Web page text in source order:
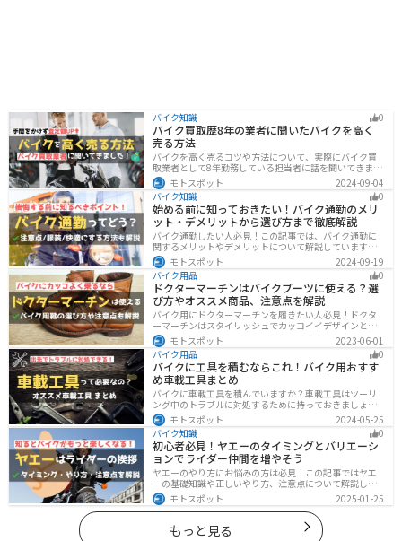
バイク知識 0
バイク買取歴8年の業者に聞いたバイクを高く
売る方法
バイクを高く売るコツや方法について、実際にバイク買
取業者として8年勤務している担当者に話を聞いてきまし
た！高く買い取ってもらえるバイクの特徴や業者がどの
くらい利益を上乗せしているかなど、バイクを売ろうと
している人は必見の内容になっています。
モトスポット
2024-09-04
バイク知識
0
始める前に知っておきたい！バイク通勤のメリ
ット・デメリットから選び方まで徹底解説
バイク通勤したい人必見！この記事では、バイク通勤に
関するメリットやデメリットについて解説しています。
実は通勤時間を短縮できるメリットがありますが、会社
によっては許可されない場合もあるので、事前に確認が
必要です。この記事を読めばバイク通勤の始め方がわか
ります。
モトスポット
2024-09-19
バイク用品
0
ドクターマーチンはバイクブーツに使える？選
び方やオススメ商品、注意点を解説
バイク用にドクターマーチンを履きたい人必見！ドクタ
ーマーチンはスタイリッシュでカッコイイデザインと高
い機能性で快適なライディングが可能です。バイク用ブ
ーツで選ぶべきポイントや注意点などまとめましたの
で、バイクブーツを探している人は参考にしてくださ
い。
モトスポット
2023-06-01
バイク用品
0
バイクに工具を積むならこれ！バイク用おすす
め車載工具まとめ
バイクに車載工具を積んでいますか？車載工具はツーリ
ング中のトラブルに対処するために持っておきましょ
う。車載工具でどんなことができるのか、どんな車載工
具を持っておけばいいのかなど、バイク用車載工具につ
いて紹介します！
モトスポット
2024-05-25
バイク知識
0
初心者必見！ヤエーのタイミングとバリエーシ
ョンでライダー仲間を増やそう
ヤエーのやり方にお悩みの方は必見！この記事ではヤエ
ーの基礎知識や正しいやり方、注意点について解説しま
す。実はヤエーには、ツーリング中の連帯感を高める効
果があります。この記事を読めば、ヤエーの楽しみ方と
安全に行うポイントがわかるでしょう。
モトスポット 2025-01-25
もっと見る